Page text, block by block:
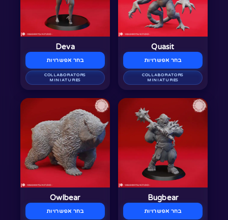
Quasit
בחר אפשרויות
סוגים.
לבחור
האפשרויות
בעמודCOLLABORATORS
MINIATURES
Deva
בחר אפשרויות
לבחור
האפשרויות
בעמודCOLLABORATORS
MINIATURES
Bugbear
בחר אפשרויות
למוצר
לבחור
האפשרויות
Owlbear
בחר אפשרויות
למוצר
זה
יש
מספר
סוגים.
לבחור
האפשרויות